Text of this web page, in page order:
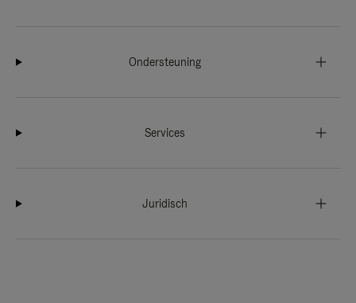
Ondersteuning
Services
Juridisch